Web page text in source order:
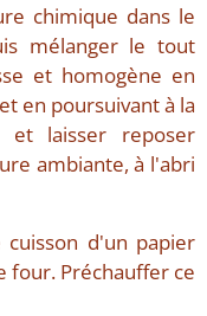
chimique dans le
mélanger le tout
et homogène en
en poursuivant à la
et laisser reposer
ambiante, à l'abri
d'un papier
four. Préchauffer ce